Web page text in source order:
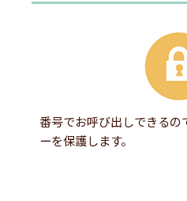
番号でお呼び出しできるの
ーを保護します。